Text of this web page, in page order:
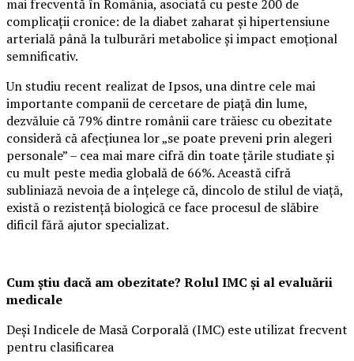
mai frecventă în România, asociată cu peste 200 de
complicații cronice: de la diabet zaharat și hipertensiune
arterială până la tulburări metabolice și impact emoțional
semnificativ.
Un studiu recent realizat de Ipsos, una dintre cele mai
importante companii de cercetare de piață din lume,
dezvăluie că 79% dintre românii care trăiesc cu obezitate
consideră că afecțiunea lor „se poate preveni prin alegeri
personale” – cea mai mare cifră din toate țările studiate și
cu mult peste media globală de 66%. Această cifră
subliniază nevoia de a înțelege că, dincolo de stilul de viață,
există o rezistență biologică ce face procesul de slăbire
dificil fără ajutor specializat.
Cum știu dacă am obezitate? Rolul IMC și al evaluării
medicale
Deși Indicele de Masă Corporală (IMC) este utilizat frecvent
pentru clasificarea